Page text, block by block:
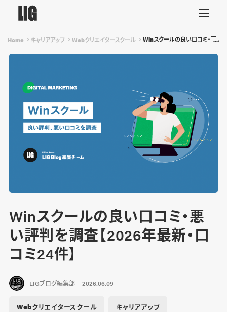
Home キャリアアップ Webクリエイタースクール Winスクールの良い口コミ・悪い
Winスクールの良い口コミ・悪
い評判を調査【2026年最新・口
コミ24件】
LIGブログ編集部 2026.06.09
Webクリエイタースクール キャリアアップ